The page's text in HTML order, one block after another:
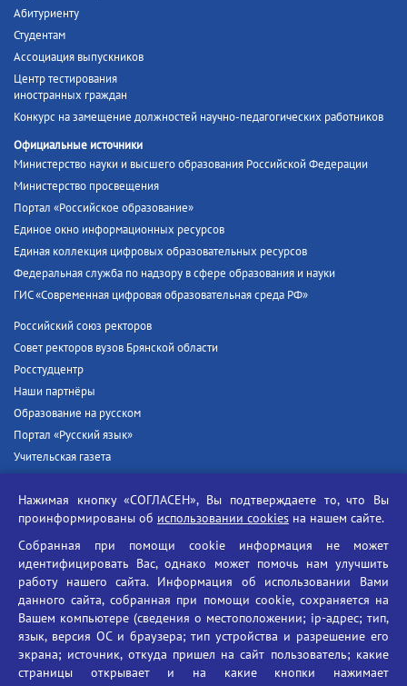
Абитуриенту
Студентам
Ассоциация выпускников
Центр тестирования
иностранных граждан
Конкурс на замещение должностей научно-педагогических работников
Официальные источники
Министерство науки и высшего образования Российской Федерации
Министерство просвещения
Портал «Российское образование»
Единое окно информационных ресурсов
Единая коллекция цифровых образовательных ресурсов
Федеральная служба по надзору в сфере образования и науки
ГИС «Современная цифровая образовательная среда РФ»
Российский союз ректоров
Совет ректоров вузов Брянской области
Росстудцентр
Наши партнёры
Образование на русском
Портал «Русский язык»
Учительская газета
Единый портал государственных услуг
Противодействие угрозам информационной безопасности
Социальные ролики - Генеральная прокуратура РФ
Противодействие коррупции
БГУ против наркотиков
Брянский государственный университет
имени академика И.Г. Петровского
Нажимая кнопку «СОГЛАСЕН», Вы подтверждаете то, что Вы
проинформированы об использовании cookies на нашем сайте.
Собранная при помощи cookie информация не может
идентифицировать Вас, однако может помочь нам улучшить
работу нашего сайта. Информация об использовании Вами
данного сайта, собранная при помощи cookie, сохраняется на
Вашем компьютере (сведения о местоположении; ip-адрес; тип,
язык, версия ОС и браузера; тип устройства и разрешение его
экрана; источник, откуда пришел на сайт пользователь; какие
страницы открывает и на какие кнопки нажимает